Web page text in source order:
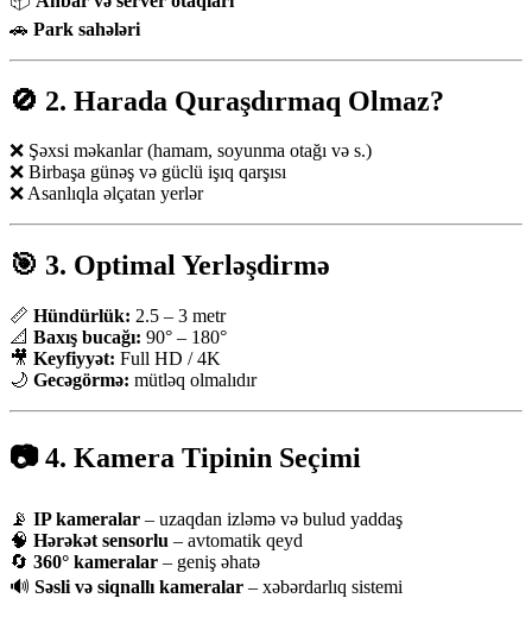
🚗 Park sahələri
🚫 2. Harada Quraşdırmaq Olmaz?
❌ Şəxsi məkanlar (hamam, soyunma otağı və s.)
❌ Birbaşa günəş və güclü işıq qarşısı
❌ Asanlıqla əlçatan yerlər
🎯 3. Optimal Yerləşdirmə
📏 Hündürlük: 2.5 – 3 metr
📐 Baxış bucağı: 90° – 180°
🎥 Keyfiyyət: Full HD / 4K
🌙 Gecəgörmə: mütləq olmalıdır
📷 4. Kamera Tipinin Seçimi
📡 IP kameralar – uzaqdan izləmə və bulud yaddaş
🧠 Hərəkət sensorlu – avtomatik qeyd
🔄 360° kameralar – geniş əhatə
🔊 Səsli və siqnallı kameralar – xəbərdarlıq sistemi